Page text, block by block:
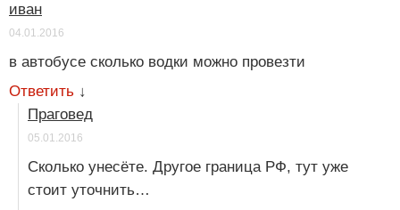
иван
04.01.2016
в автобусе сколько водки можно провезти
Ответить ↓
Праговед
05.01.2016
Сколько унесёте. Другое граница РФ, тут уже
стоит уточнить…